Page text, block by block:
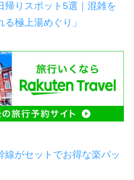
帰りスポット5選｜混雑を
極上湯めぐり」
がセットでお得な楽パッ